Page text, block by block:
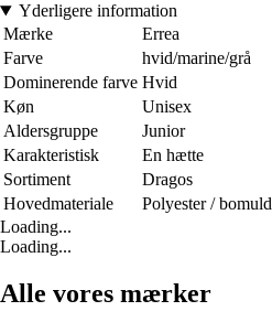
Yderligere information
Mærke
Errea
Farve
hvid/marine/grå
Dominerende farve Hvid
Køn
Unisex
Aldersgruppe
Junior
Karakteristisk
En hætte
Sortiment
Dragos
Hovedmateriale
Polyester / bomuld
Loading...
Loading...
Alle vores mærker